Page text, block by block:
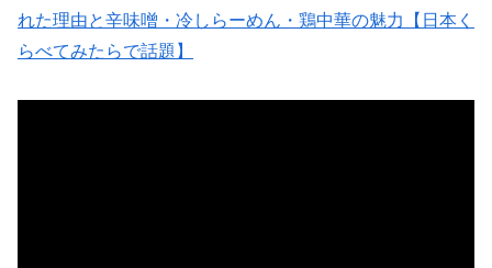
れた理由と辛味噌・冷しらーめん・鶏中華の魅力【日本く
らべてみたらで話題】